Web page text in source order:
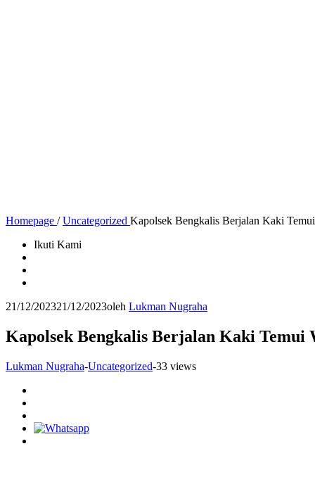
Homepage / Uncategorized Kapolsek Bengkalis Berjalan Kaki
Ikuti Kami
21/12/202321/12/2023oleh Lukman Nugraha
Kapolsek Bengkalis Berjalan Kaki Temui
Lukman Nugraha-Uncategorized-33 views